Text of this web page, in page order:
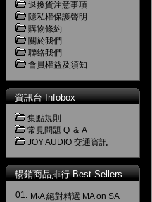
退換貨注意事項
隱私權保護聲明
購物條約
關於我們
聯絡我們
會員權益及須知
資訊台 Infobox
集點規則
常見問題 Q ＆ A
JOY AUDIO 交通資訊
暢銷商品排行 Best Sellers
01. M‧A 絕對精選 MA on SA